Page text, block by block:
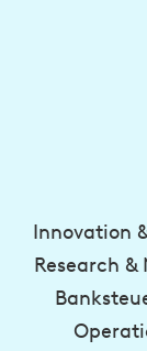
Innovation
Research &